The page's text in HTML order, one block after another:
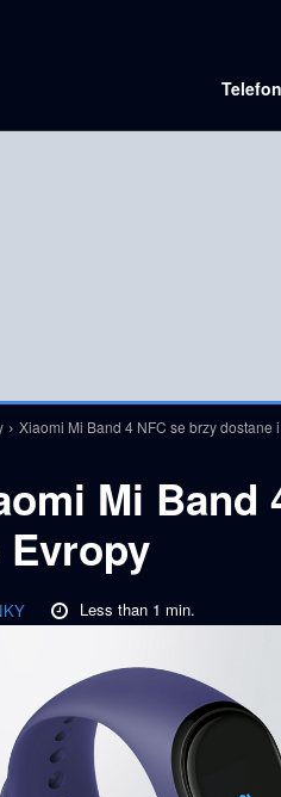
Xiaomi Mi Band 4 NFC se brzy dostane
Mi Band
Evropy
Less than 1 min.